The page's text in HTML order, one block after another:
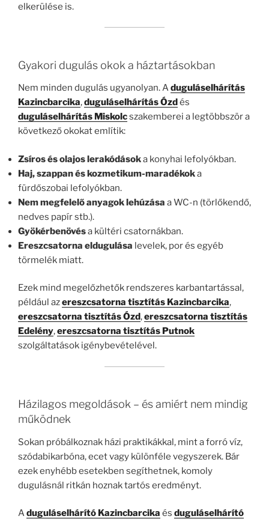
elkerülése is.
Gyakori dugulás okok a háztartásokban
Nem minden dugulás ugyanolyan. Aduguláselhárítás
Kazincbarcika,duguláselhárítás Ózdés
duguláselhárítás Miskolcszakemberei a legtöbbször a
következő okokat említik:
Zsíros és olajos lerakódásoka konyhai lefolyókban.
Haj, szappan és kozmetikum-maradékoka
fürdőszobai lefolyókban.
Nem megfelelő anyagok lehúzása a WC-n (törlőkendő,
nedves papír stb.).
Gyökérbenövésa kültéri csatornákban.
Ereszcsatorna eldugulása levelek, por és egyéb
törmelék miatt.
Ezek mind megelőzhetők rendszeres karbantartással,
például azereszcsatorna tisztítás Kazincbarcika,
ereszcsatorna tisztítás Ózd,ereszcsatorna tisztítás
Edelény,ereszcsatorna tisztítás Putnok
szolgáltatások igénybevételével.
Házilagos megoldások – és amiért nem mindig
működnek
Sokan próbálkoznak házi praktikákkal, mint a forró víz,
szódabikarbóna, ecet vagy különféle vegyszerek. Bár
ezek enyhébb esetekben segíthetnek, komoly
dugulásnál ritkán hoznak tartós eredményt.
Aduguláselhárító Kazincbarcika és duguláselhárító